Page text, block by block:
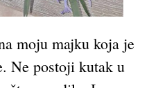
moju majku koja je
Ne postoji kutak u